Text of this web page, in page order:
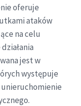
oferuje
ataków
na celu
jest w
występuje